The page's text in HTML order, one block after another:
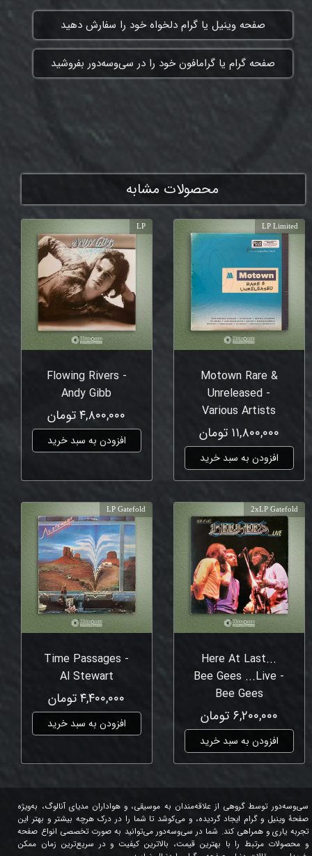
​صفحه وینیل یا گرام دلخواه خود را سفارش دهید
​صفحه گرام یا گرامافون خود را در سی‌وسه‌دور بفروشید
محصولات مشابه
Motown Rare &
Unreleased -
Various Artists
۱۱,۸۰۰,۰۰۰ تومان
افزودن به سبد خرید
LP Limited
Flowing Rivers -
Andy Gibb
۴,۸۰۰,۰۰۰ تومان
افزودن به سبد خرید
LP
Here At Last...
Bee Gees ...Live -
Bee Gees
۶,۲۰۰,۰۰۰ تومان
افزودن به سبد خرید
2xLP Gatefold
Time Passages -
Al Stewart
۴,۴۰۰,۰۰۰ تومان
افزودن به سبد خرید
LP Gatefold
سی‌وسه‌دور توسط گروهی از علاقه‌مندان به موسیقی، و هواداران مدیای آنالوگ، به‌ویژه
صفحۀ وینیل و گرام ایجاد گردیده، و می‌کوشد تا شما را در درک هرچه بیشتر و بهتر این
تجربه یاری و همراهی کند. شما در سی‌وسه‌دور می‌توانید به صورت تخصصی انواع صفحه
و محصولات مرتبط را با بهترین قیمت، بالاترین کیفیت و در سریع‌ترین زمان ممکن